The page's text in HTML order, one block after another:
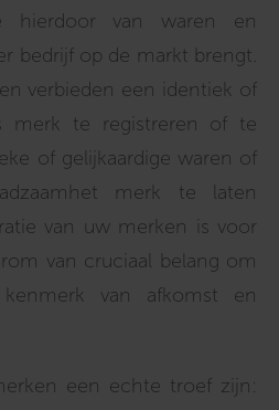
hierdoor van waren en
bedrijf op de markt brengt.
verbieden een identiek of
merk te registreren of te
of gelijkaardige waren of
merk te laten
van uw merken is voor
van cruciaal belang om
van afkomst en
een echte troef zijn: